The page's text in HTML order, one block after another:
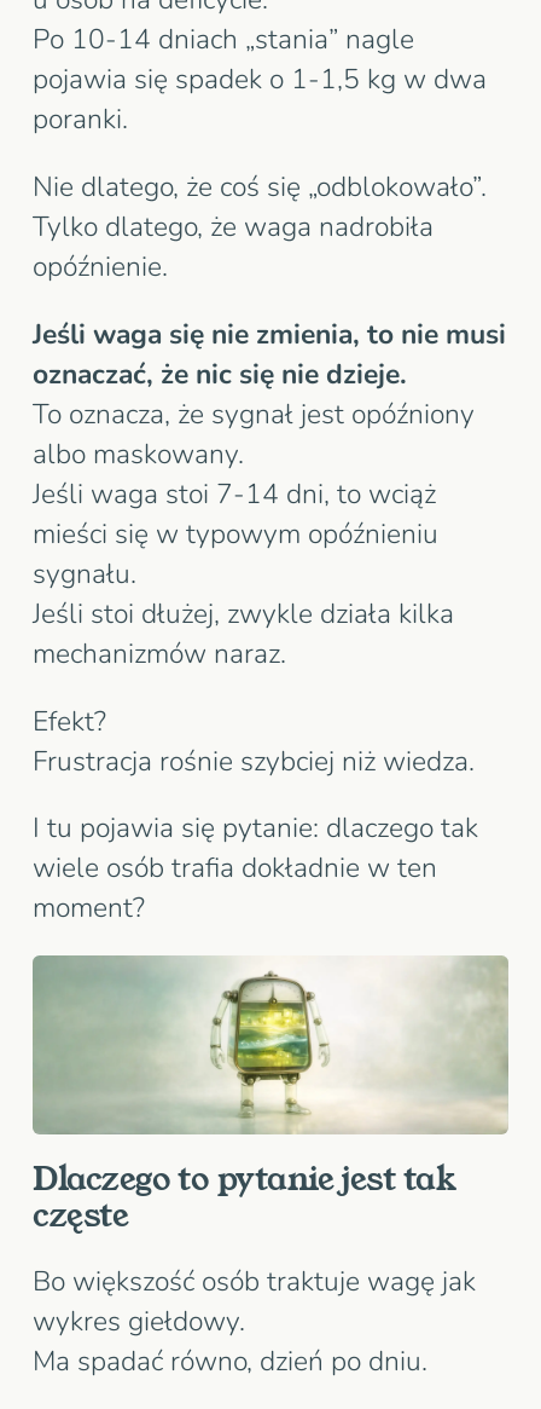
Po 10-14 dniach „stania” nagle
pojawia się spadek o 1-1,5 kg w dwa
poranki.
Nie dlatego, że coś się „odblokowało”.
Tylko dlatego, że waga nadrobiła
opóźnienie.
Jeśli waga się nie zmienia, to nie musi
oznaczać, że nic się nie dzieje.
To oznacza, że sygnał jest opóźniony
albo maskowany.
Jeśli waga stoi 7-14 dni, to wciąż
mieści się w typowym opóźnieniu
sygnału.
Jeśli stoi dłużej, zwykle działa kilka
mechanizmów naraz.
Efekt?
Frustracja rośnie szybciej niż wiedza.
I tu pojawia się pytanie: dlaczego tak
wiele osób trafia dokładnie w ten
moment?
Dlaczego to pytanie jest tak
częste
Bo większość osób traktuje wagę jak
wykres giełdowy.
Ma spadać równo, dzień po dniu.